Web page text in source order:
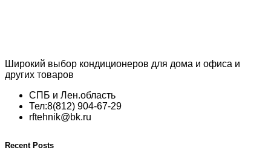
Широкий выбор кондиционеров для дома и офиса и
других товаров
СПБ и Лен.область
Тел:8(812) 904-67-29
rftehnik@bk.ru
Recent Posts